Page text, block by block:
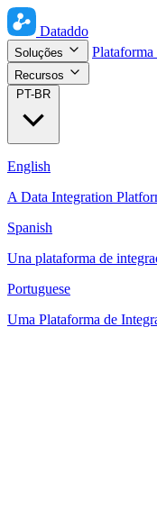
Dataddo
Soluções Plataforma
Recursos
PT-BR
English
A Data Integration
Spanish
Una plataforma de
Portuguese
Uma Plataforma de